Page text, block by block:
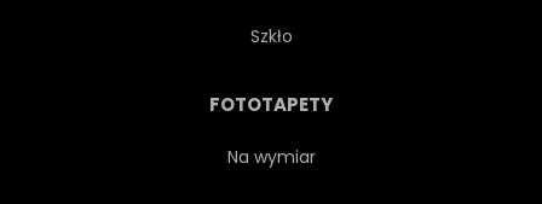
Szkło
FOTOTAPETY
Na wymiar